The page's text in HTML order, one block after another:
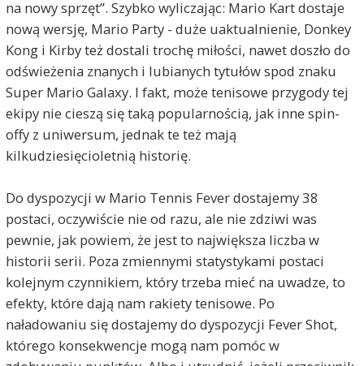
na nowy sprzęt”. Szybko wyliczając: Mario Kart dostaje
nową wersję, Mario Party - duże uaktualnienie, Donkey
Kong i Kirby też dostali trochę miłości, nawet doszło do
odświeżenia znanych i lubianych tytułów spod znaku
Super Mario Galaxy. I fakt, może tenisowe przygody tej
ekipy nie cieszą się taką popularnością, jak inne spin-
offy z uniwersum, jednak te też mają
kilkudziesięcioletnią historię.
Do dyspozycji w Mario Tennis Fever dostajemy 38
postaci, oczywiście nie od razu, ale nie zdziwi was
pewnie, jak powiem, że jest to największa liczba w
historii serii. Poza zmiennymi statystykami postaci
kolejnym czynnikiem, który trzeba mieć na uwadze, to
efekty, które dają nam rakiety tenisowe. Po
naładowaniu się dostajemy do dyspozycji Fever Shot,
którego konsekwencje mogą nam pomóc w